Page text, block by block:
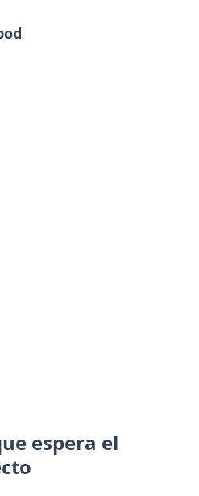
espera el